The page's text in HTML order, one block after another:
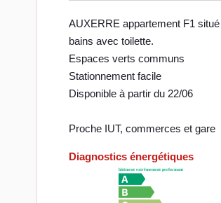
AUXERRE appartement F1
bains avec toilette.
Espaces verts communs
Stationnement facile
Disponible à partir du 22/06
Proche IUT, commerces et gare
Diagnostics énergétiques